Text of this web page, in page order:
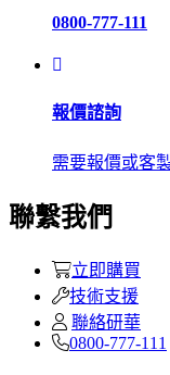
0800-777-111
報價諮詢
需要報價或客
聯繫我們
立即購買
技術支援
聯絡研華
0800-777-111